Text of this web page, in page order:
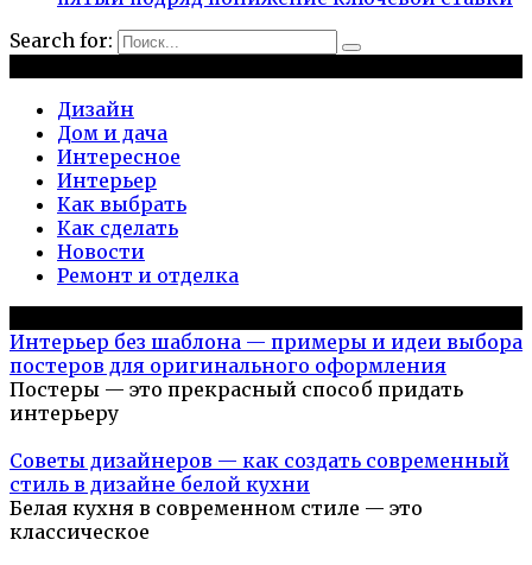
Search for:
Дизайн
Дом и дача
Интересное
Интерьер
Как выбрать
Как сделать
Новости
Ремонт и отделка
Интерьер без шаблона — примеры и идеи выбора
постеров для оригинального оформления
Постеры — это прекрасный способ придать
интерьеру
Советы дизайнеров — как создать современный
стиль в дизайне белой кухни
Белая кухня в современном стиле — это
классическое